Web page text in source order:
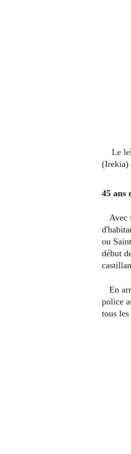
    Le lehendakari Imanol Pradales et la présidente navarraise María Chivite lors d'une rencontre en septembre 2024 à Iruñea-Pampelune.
(Irekia)
45 ans
ou
début
   En arrivant dans la province du Gipuzkoa, il est aussi courant de remarquer au bord de la route la présence des agents de la Ertzaintza, la
police
tous